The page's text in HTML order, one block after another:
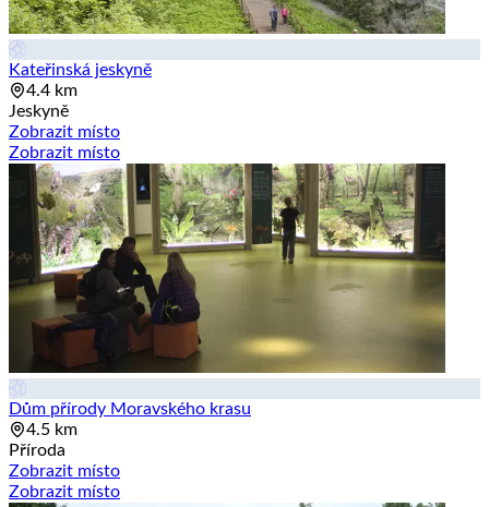
Kateřinská jeskyně
4.4 km
Jeskyně
Zobrazit místo
Zobrazit místo
Dům přírody Moravského krasu
4.5 km
Příroda
Zobrazit místo
Zobrazit místo